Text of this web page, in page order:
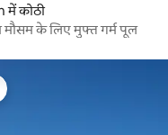
में कोठी
के लिए मुफ्त गर्म पूल